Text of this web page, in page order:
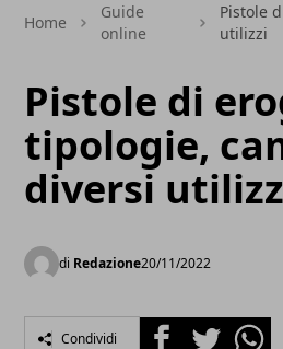
Home
Guide
online
Pistole
utilizzi
Pistole di
tipologie,
diversi
di Redazione20/11/2022
Condividi FacebookTwitter